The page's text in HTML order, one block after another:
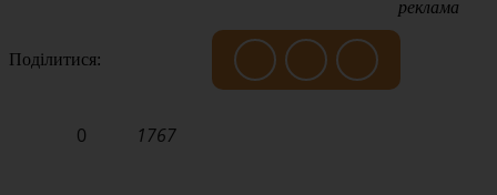
реклама
Поділитися:
0 1767